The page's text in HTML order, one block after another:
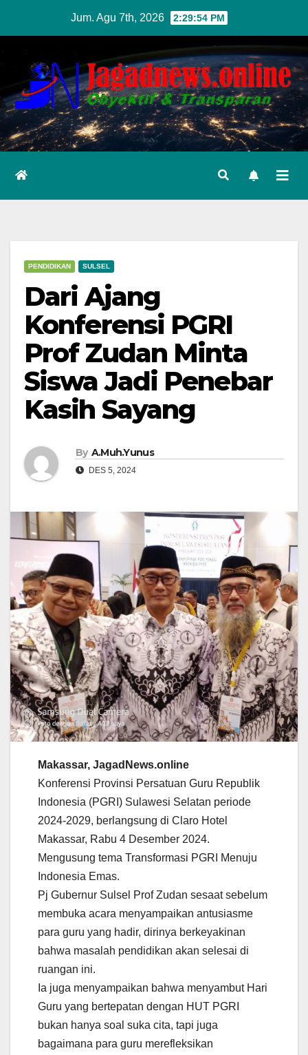
content
Jum. Agu 7th, 2026 2:29:56 PM
PENDIDIKAN SULSEL
Dari Ajang
Konferensi PGRI
Prof Zudan Minta
Siswa Jadi Penebar
Kasih Sayang
By A.Muh.Yunus
DES 5, 2024
Makassar, JagadNews.online
Konferensi Provinsi Persatuan Guru Republik
Indonesia (PGRI) Sulawesi Selatan periode
2024-2029, berlangsung di Claro Hotel
Makassar, Rabu 4 Desember 2024.
Mengusung tema Transformasi PGRI Menuju
Indonesia Emas.
Pj Gubernur Sulsel Prof Zudan sesaat sebelum
membuka acara menyampaikan antusiasme
para guru yang hadir, dirinya berkeyakinan
bahwa masalah pendidikan akan selesai di
ruangan ini.
Ia juga menyampaikan bahwa menyambut Hari
Guru yang bertepatan dengan HUT PGRI
bukan hanya soal suka cita, tapi juga
bagaimana para guru merefleksikan